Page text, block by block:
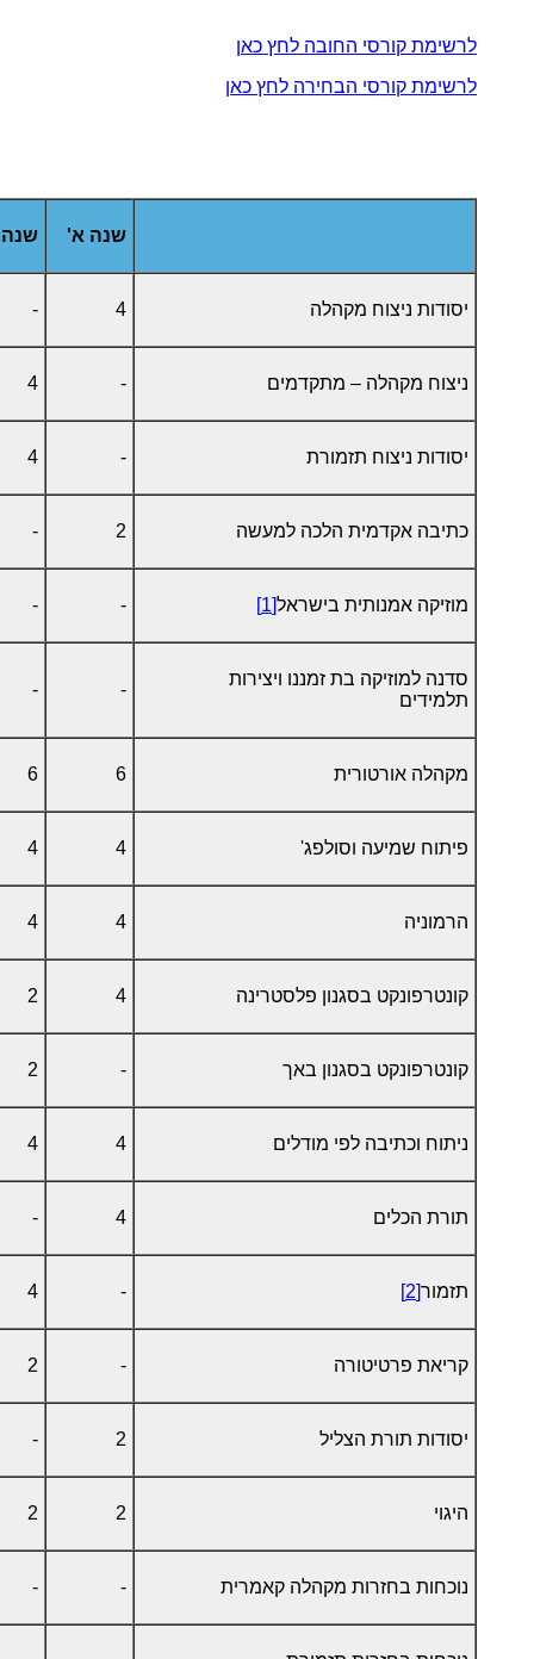
לרשימת קורסי החובה לחץ כאן
לרשימת קורסי הבחירה לחץ כאן
שנה א'
יסודות ניצוח מקהלה 4
-
ניצוח מקהלה – מתקדמים -
4
יסודות ניצוח תזמורת -
4
כתיבה אקדמית הלכה למעשה 2
-
מוזיקה אמנותית בישראל[1]
-
-
סדנה למוזיקה בת זמננו ויצירות
תלמידים
-
-
מקהלה אורטורית 6
6
פיתוח שמיעה וסולפג' 4
4
הרמוניה 4
4
קונטרפונקט בסגנון פלסטרינה 4
2
קונטרפונקט בסגנון באך -
2
ניתוח וכתיבה לפי מודלים 4
4
תורת הכלים 4
-
תזמור[2]
-
4
קריאת פרטיטורה -
2
יסודות תורת הצליל 2
-
היגוי 2
2
נוכחות בחזרות מקהלה קאמרית -
-